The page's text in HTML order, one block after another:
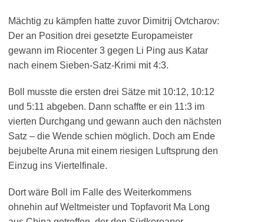
Mächtig zu kämpfen hatte zuvor Dimitrij Ovtcharov:
Der an Position drei gesetzte Europameister
gewann im Riocenter 3 gegen Li Ping aus Katar
nach einem Sieben-Satz-Krimi mit 4:3.
Boll musste die ersten drei Sätze mit 10:12, 10:12
und 5:11 abgeben. Dann schaffte er ein 11:3 im
vierten Durchgang und gewann auch den nächsten
Satz – die Wende schien möglich. Doch am Ende
bejubelte Aruna mit einem riesigen Luftsprung den
Einzug ins Viertelfinale.
Dort wäre Boll im Falle des Weiterkommens
ohnehin auf Weltmeister und Topfavorit Ma Long